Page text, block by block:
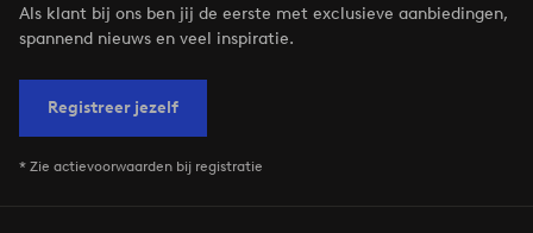
Als klant bij ons ben jij de eerste met exclusieve aanbiedingen,
spannend nieuws en veel inspiratie.
Registreer jezelf
* Zie actievoorwaarden bij registratie